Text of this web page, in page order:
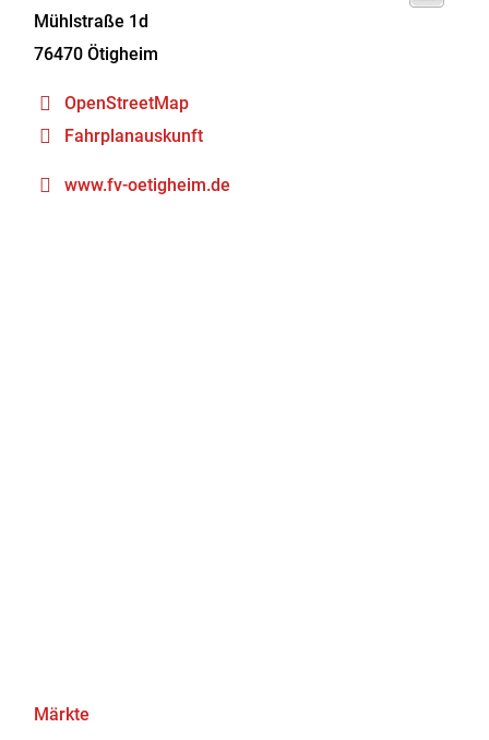
Mühlstraße 1d
76470 Ötigheim
OpenStreetMap
Fahrplanauskunft
www.fv-oetigheim.de
Märkte